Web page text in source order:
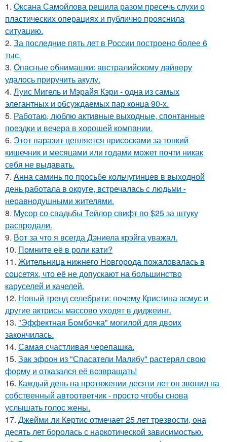
1. Оксана Самойлова решила разом пресечь слухи о
пластических операциях и публично прояснила
ситуацию.
2. За последние пять лет в России построено более 6
тыс.
3. Опасные обнимашки: австралийскому дайверу
удалось приручить акулу.
4. Луис Мигель и Мэрайя Кэри - одна из самых
элегантных и обсуждаемых пар конца 90-х.
5. Работаю, люблю активные выходные, спонтанные
поездки и вечера в хорошей компании.
6. Этот паразит цепляется присосками за тонкий
кишечник и месяцами или годами может почти никак
себя не выдавать.
7. Анна саминь по просьбе кольчугинцев в выходной
день работала в округе, встречалась с людьми -
неравнодушными жителями.
8. Мусор со свадьбы Тейлор свифт по $25 за штуку
распродали.
9. Вот за что я всегда Дэниела крэйга уважал.
10. Помните её в роли кати?
11. Жительница нижнего Новгорода пожаловалась в
соцсетях, что её не допускают на большинство
каруселей и качелей.
12. Новый тренд селебрити: почему Кристина асмус и
другие актрисы массово уходят в диджеинг.
13. "Эффектная Бомбочка" могилой для двоих
закончилась.
14. Самая счастливая черепашка.
15. Зак эфрон из "Спасатели Малибу" растерял свою
форму и отказался её возвращать!
16. Каждый день на протяжении десяти лет он звонил на
собственный автоответчик - просто чтобы снова
услышать голос жены.
17. Джейми ли Кертис отмечает 25 лет трезвости, она
десять лет боролась с наркотической зависимостью.